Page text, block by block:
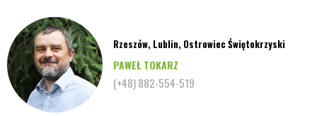
Rzeszów, Lublin, Ostrowiec Świętokrzyski
PAWEŁ TOKARZ
(+48) 882-554-519